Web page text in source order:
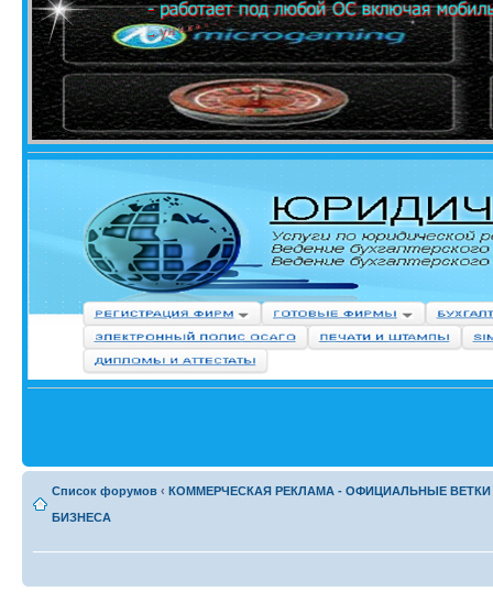
Список форумов ‹ КОММЕРЧЕСКАЯ РЕКЛАМА - ОФИЦИАЛЬНЫЕ
БИЗНЕСА